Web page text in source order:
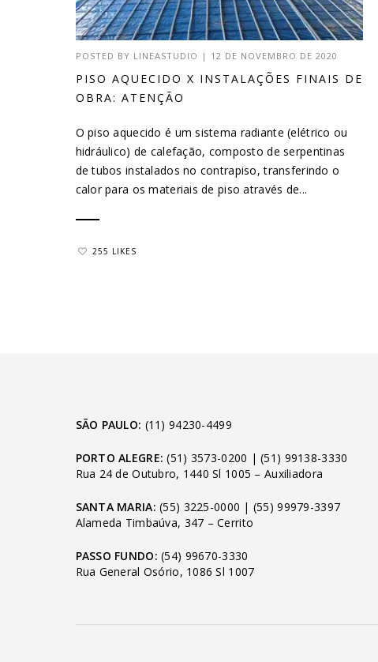
POSTED BY LINEASTUDIO | 12 DE NOVEMBRO DE 2020
PISO AQUECIDO X INSTALAÇÕES FINAIS DE
OBRA: ATENÇÃO
O piso aquecido é um sistema radiante (elétrico ou
hidráulico) de calefação, composto de serpentinas
de tubos instalados no contrapiso, transferindo o
calor para os materiais de piso através de...
255 LIKES
SÃO PAULO: (11) 94230-4499
PORTO ALEGRE: (51) 3573-0200 |(51) 99138-3330
Rua 24 de Outubro, 1440 Sl 1005 – Auxiliadora
SANTA MARIA: (55) 3225-0000 | (55) 99979-3397
Alameda Timbaúva, 347 – Cerrito
PASSO FUNDO: (54) 99670-3330
Rua General Osório, 1086 Sl 1007